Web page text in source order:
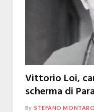
Vittorio Loi,
scherma di
By STEFANO